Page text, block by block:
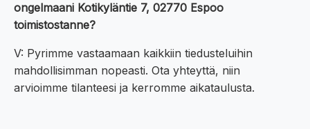
ongelmaani Kotikyläntie 7, 02770 Espoo
toimistostanne?
V: Pyrimme vastaamaan kaikkiin tiedusteluihin
mahdollisimman nopeasti. Ota yhteyttä, niin
arvioimme tilanteesi ja kerromme aikataulusta.